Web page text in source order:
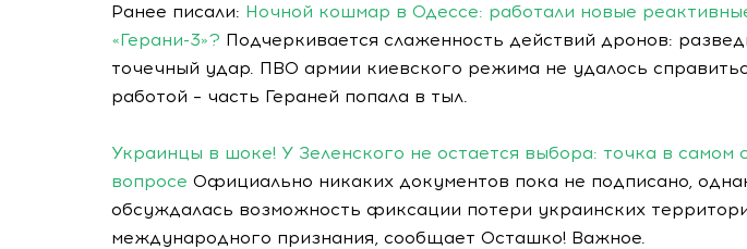
Ранее писали: Ночной кошмар в Одессе: работали новые
«Герани-3»? Подчеркивается слаженность действий дронов:
точечный удар. ПВО армии киевского режима не удалось
работой – часть Гераней попала в тыл.
Украинцы в шоке! У Зеленского не остается выбора: точка в самом
вопросе Официально никаких документов пока не подписано,
обсуждалась возможность фиксации потери украинских
международного признания, сообщает Осташко! Важное.